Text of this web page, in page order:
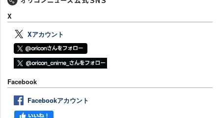
X
Xアカウント
Facebook
Facebookアカウント